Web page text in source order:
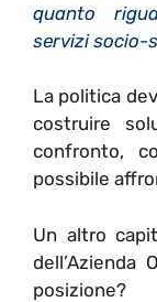
quanto
servizi socio-
La politica
costruire
confronto,
possibile
Un altro
dell’Azienda
posizione?